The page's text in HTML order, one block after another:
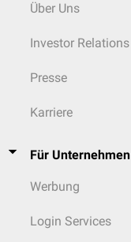
Über Uns
Investor Relations
Presse
Karriere
Für Unternehmen
Werbung
Login Services